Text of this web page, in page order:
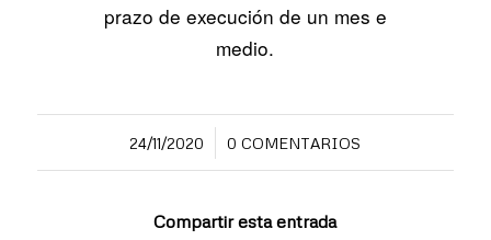
prazo de execución de un mes e
medio.
24/11/2020
/ 0 COMENTARIOS
Compartir esta entrada